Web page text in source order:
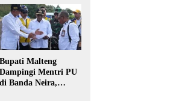
Salatiga, Gaungkan
Semangat Hidop
Orang Basudara
Bupati Malteng
Dampingi Mentri PU
di Banda Neira,